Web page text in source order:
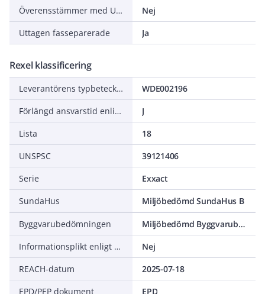
Överensstämmer med UK Building Regulations Part M
Nej
Uttagen fasseparerade
Ja
Rexel klassificering
Leverantörens typbeteckning
WDE002196
Förlängd ansvarstid enligt ALEM-09
J
Lista
18
UNSPSC
39121406
Serie
Exxact
SundaHus
Miljöbedömd SundaHus B
Byggvarubedömningen
Miljöbedömd Byggvarubedömning Undviks
Informationsplikt enligt REACH
Nej
REACH-datum
2025-07-18
EPD/PEP dokument
EPD